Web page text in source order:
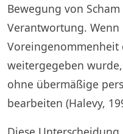
Bewegung von
Verantwortung. Wenn
Voreingenommenheit
weitergegeben
ohne übermäßige
bearbeiten (Halevy,